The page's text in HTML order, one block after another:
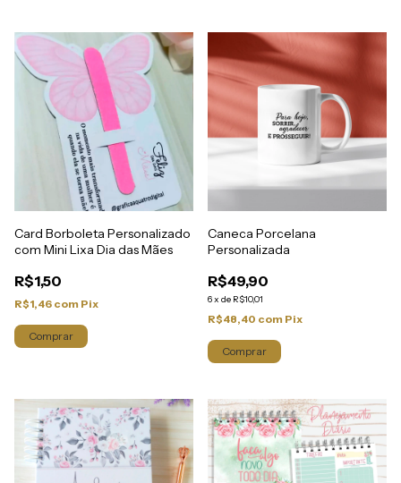
Card Borboleta Personalizado
com Mini Lixa Dia das Mães
R$1,50
R$1,46 com Pix
Caneca Porcelana
Personalizada
R$49,90
6x de R$10,01
R$48,40 com Pix